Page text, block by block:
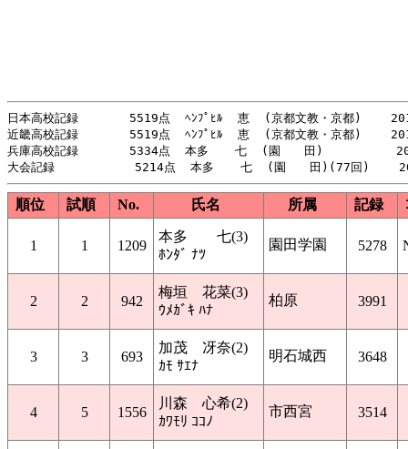
日本高校記録       5519点  ﾍﾝﾌﾟﾋﾙ  恵  (京都文教・京都)
近畿高校記録       5519点  ﾍﾝﾌﾟﾋﾙ  恵  (京都文教・京都)
兵庫高校記録       5334点  本多  　七  (園　　田)
順位 試順 No. 氏名 所属 記録
1 1 1209
本多 七(3)
ﾎﾝﾀﾞ ﾅﾂ
園田学園 5278
2 2 942
梅垣 花菜(3)
ｳﾒｶﾞｷ ﾊﾅ
柏原 3991
3 3 693
加茂 冴奈(2)
ｶﾓ ｻｴﾅ
明石城西 3648
4 5 1556
川森 心希(2)
ｶﾜﾓﾘ ｺｺﾉ
市西宮 3514